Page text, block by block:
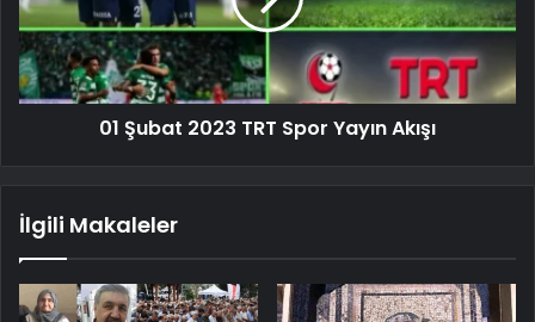
01 Şubat 2023 TRT Spor Yayın Akışı
İlgili Makaleler